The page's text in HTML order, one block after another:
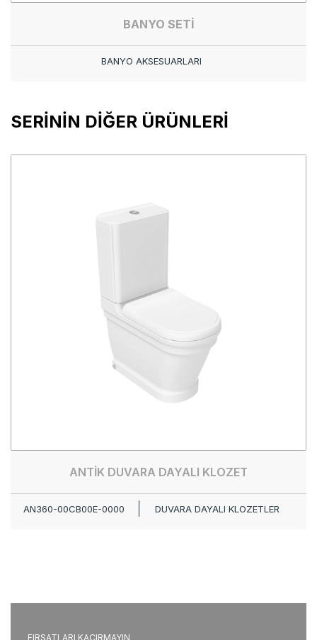
BANYO SETİ
BANYO AKSESUARLARI
SERİNİN DİĞER ÜRÜNLERİ
ANTİK DUVARA DAYALI KLOZET
AN360-00CB00E-0000 DUVARA DAYALI KLOZETLER
FIRSATLARI KAÇIRMAYIN